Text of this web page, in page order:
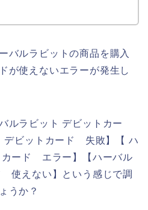
バルラビットの商品を購入
が使えないエラーが発生し
ルラビット デビットカー
デビットカード 失敗】【 ハ
カード エラー】【ハーバル
使えない】という感じで調
うか？